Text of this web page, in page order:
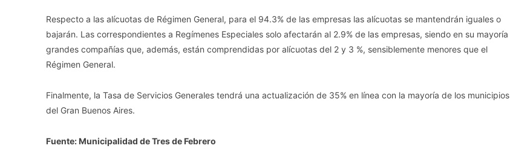
Respecto a las alícuotas de Régimen General, para el 94.3% de las empresas las alícuotas se mantendrán iguales o
bajarán. Las correspondientes a Regímenes Especiales solo afectarán al 2.9% de las empresas, siendo en su mayoría
grandes compañías que, además, están comprendidas por alícuotas del 2 y 3 %, sensiblemente menores que el
Régimen General.
Finalmente, la Tasa de Servicios Generales tendrá una actualización de 35% en línea con la mayoría de los municipios
del Gran Buenos Aires.
Fuente: Municipalidad de Tres de Febrero